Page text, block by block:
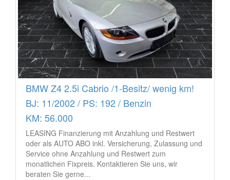
BMW Z4 2.5i Cabrio /1-Besitz/ wenig km!
BJ: 11/2002 / PS: 192 / Benzin
KM: 56.000
LEASING Finanzierung mit Anzahlung und Restwert
oder als AUTO ABO inkl. Versicherung, Zulassung und
Service ohne Anzahlung und Restwert zum
monatlichen Fixpreis. Kontaktieren Sie uns, wir
beraten Sie gerne...